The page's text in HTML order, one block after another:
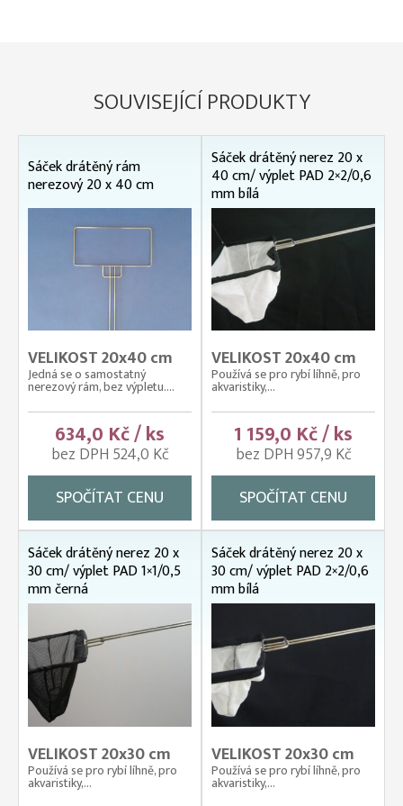
SOUVISEJÍCÍ PRODUKTY
Sáček drátěný rám
nerezový 20 x 40 cm
VELIKOST 20x40 cm
Jedná se o samostatný
nerezový rám, bez výpletu....
634,0 Kč / ks
bez DPH 524,0 Kč
SPOČÍTAT CENU
Sáček drátěný nerez 20 x
40 cm/ výplet PAD 2×2/0,6
mm bílá
VELIKOST 20x40 cm
Používá se pro rybí líhně, pro
akvaristiky,...
1 159,0 Kč / ks
bez DPH 957,9 Kč
SPOČÍTAT CENU
Sáček drátěný nerez 20 x
30 cm/ výplet PAD 1×1/0,5
mm černá
VELIKOST 20x30 cm
Používá se pro rybí líhně, pro
akvaristiky,...
Sáček drátěný nerez 20 x
30 cm/ výplet PAD 2×2/0,6
mm bílá
VELIKOST 20x30 cm
Používá se pro rybí líhně, pro
akvaristiky,...